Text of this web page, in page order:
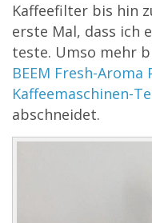
Kaffeefilter bis hin
erste Mal, dass ich
teste. Umso mehr
BEEM Fresh-
Kaffeemaschinen-
abschneidet.